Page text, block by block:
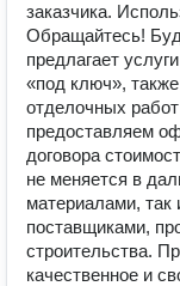
заказчика.
Обращайтесь!
предлагает
«под ключ»,
отделочных
предоставляем
договора
не меняется в
материалами, так
поставщиками,
строительства.
качественное и